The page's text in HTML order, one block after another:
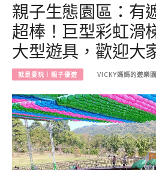
親子生態園區：有
超棒！巨型彩虹滑
大型遊具，歡迎大
就是愛玩︱親子優遊 VICKY媽媽的遊樂園